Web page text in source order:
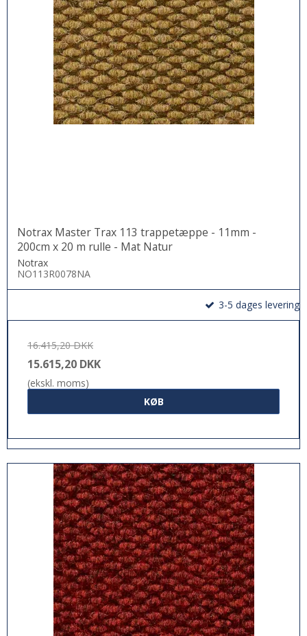
Notrax Master Trax 113 trappetæppe - 11mm -
200cm x 20 m rulle - Mat Natur
Notrax
NO113R0078NA
3-5 dages levering
16.415,20 DKK
15.615,20 DKK
(ekskl. moms)
KØB